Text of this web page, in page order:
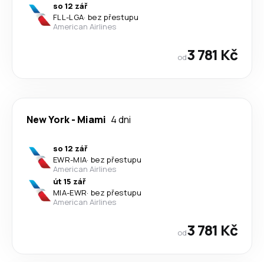
so 12 zář
FLL-LGA· bez přestupu
American Airlines
od3 781 Kč
New York- Miami 4 dni
so 12 zář
EWR-MIA· bez přestupu
American Airlines
út 15 zář
MIA-EWR· bez přestupu
American Airlines
od3 781 Kč